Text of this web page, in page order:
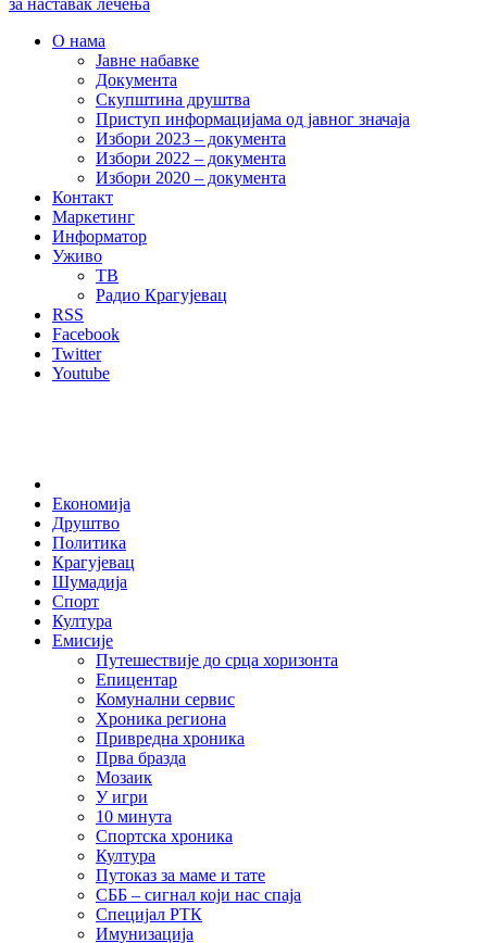
за наставак лечења
О нама
Јавне набавке
Документа
Скупштина друштва
Приступ информацијама од јавног значаја
Избори 2023 – документа
Избори 2022 – документа
Избори 2020 – документа
Контакт
Маркетинг
Информатор
Уживо
ТВ
Радио Крагујевац
RSS
Facebook
Twitter
Youtube
Економија
Друштво
Политика
Крагујевац
Шумадија
Спорт
Култура
Емисије
Путешествије до срца хоризонта
Епицентар
Комунални сервис
Хроника региона
Привредна хроника
Прва бразда
Мозаик
У игри
10 минута
Спортска хроника
Култура
Путоказ за маме и тате
СББ – сигнал који нас спаја
Специјал РТК
Имунизација